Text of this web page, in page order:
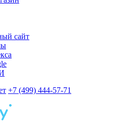
сайт
+7 (499) 444-57-71